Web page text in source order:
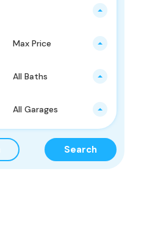
Max Price
All Baths
All Garages
Search